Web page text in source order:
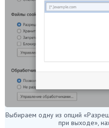
Выбираем одну из опций
при выходе»,